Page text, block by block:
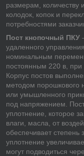
размерам, количеству
колодок, копок и
потребностями
Пост кнопочный ПКУ
удаленного
номинальным
постоянным 220 в, при
Корпус постов
методом порошкового
или умышленного
под напряжением.
уплотнение, которое
влаги, масла, от
обеспечивает
уплотнение
могут подводиться